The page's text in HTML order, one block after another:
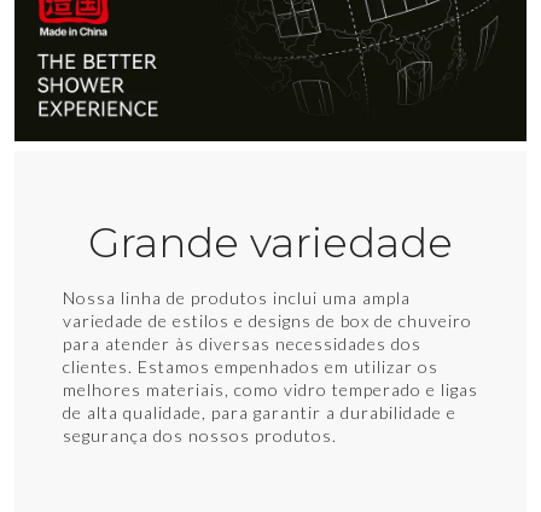
Grande variedade
Nossa linha de produtos inclui uma ampla
variedade de estilos e designs de box de chuveiro
para atender às diversas necessidades dos
clientes. Estamos empenhados em utilizar os
melhores materiais, como vidro temperado e ligas
de alta qualidade, para garantir a durabilidade e
segurança dos nossos produtos.